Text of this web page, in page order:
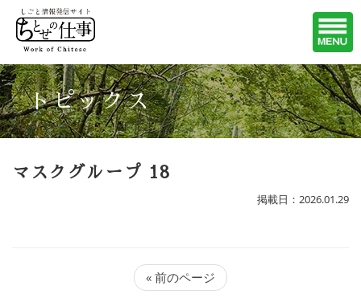
トピックス
マスクグループ 18
掲載日：2026.01.29
« 前のページ